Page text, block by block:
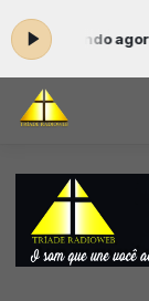
Tocando agora: